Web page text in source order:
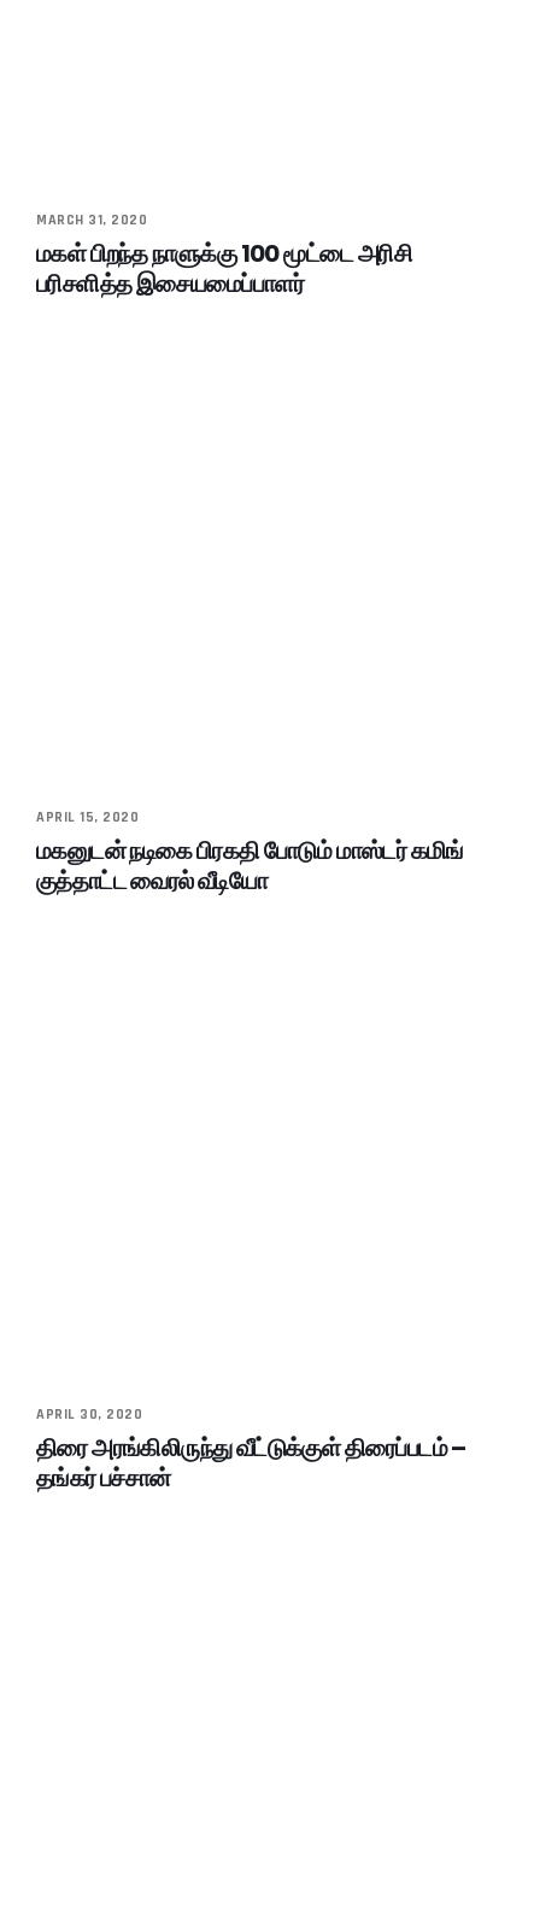
MARCH 31, 2020
மகள் பிறந்த நாளுக்கு 100 மூட்டை அரிசி
பரிசளித்த இசையமைப்பாளர்
APRIL 15, 2020
மகனுடன் நடிகை பிரகதி போடும் மாஸ்டர் கமிங்
குத்தாட்ட வைரல் வீடியோ
APRIL 30, 2020
திரை அரங்கிலிருந்து வீட்டுக்குள் திரைப்படம் –
தங்கர் பச்சான்